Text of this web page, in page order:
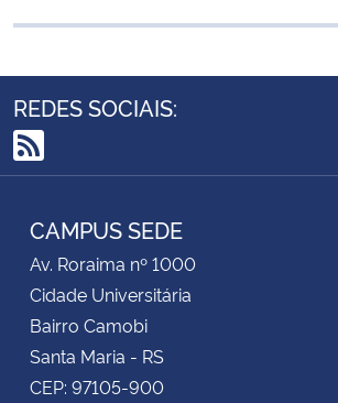
REDES SOCIAIS:
RSS
CAMPUS SEDE
Av. Roraima nº 1000
Cidade Universitária
Bairro Camobi
Santa Maria - RS
CEP: 97105-900